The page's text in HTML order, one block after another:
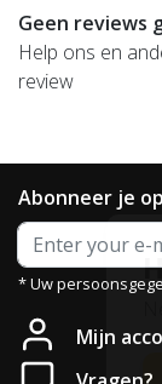
Geen reviews
Help ons en
review
Abonneer je
* Uw
Mijn